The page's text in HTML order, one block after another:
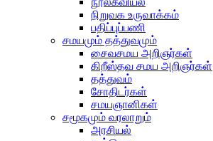
நிறுவக உருவாக்கம்
பதிப்புப்பணி
சமயமும் தத்துவமும்
சைவசமய அறிஞர்கள்
கிறீஸ்தவ சமய அறிஞர்கள்
தத்துவம்
சோதிடர்கள்
சமயஞானிகள்
சமூகமும் வரலாறும்
அரசியல்